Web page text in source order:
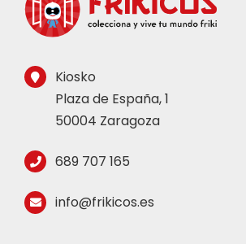
Kiosko
Plaza de España, 1
50004 Zaragoza
689 707 165
info@frikicos.es